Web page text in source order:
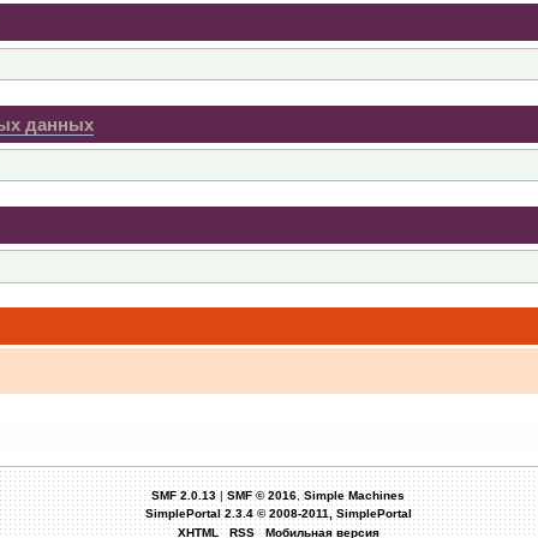
как атол 90ф, амс-100ф и экр-2102к-ф отлетают полностью ? Или ФНС даст
у кого???
данных
SMF 2.0.13|SMF © 2016,Simple Machines
SimplePortal 2.3.4 © 2008-2011, SimplePortal
XHTML
RSS Мобильная версия